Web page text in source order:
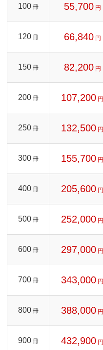
100 冊 55,700 円
120 冊 66,840 円
150 冊 82,200 円
200 冊 107,200 円
250 冊 132,500 円
300 冊 155,700 円
400 冊 205,600 円
500 冊 252,000 円
600 冊 297,000 円
700 冊 343,000 円
800 冊 388,000 円
900 冊 432,900 円